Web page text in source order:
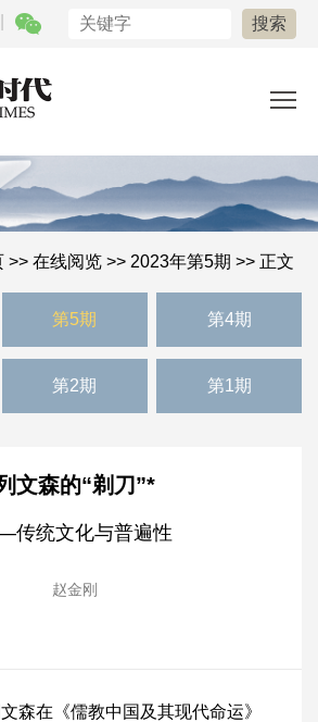
>> 在线阅览 >> 2023年第5期 >> 正文
第5期 第4期
第2期 第1期
文森的“剃刀”*
统文化与普遍性
赵金刚
森在《儒教中国及其现代命运》